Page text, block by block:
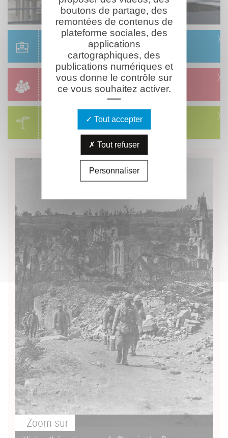
Scolaire
Réservation & informations
Groupes
Réservation & informations
Visites & parcours thématiques
Zoom sur
boutons de partage, des
remontées de contenus de
plateforme sociales, des
applications
cartographiques, des
publications numériques et
vous donne le contrôle sur
ce vous souhaitez activer.
Tout accepter
Tout refuser
Personnaliser